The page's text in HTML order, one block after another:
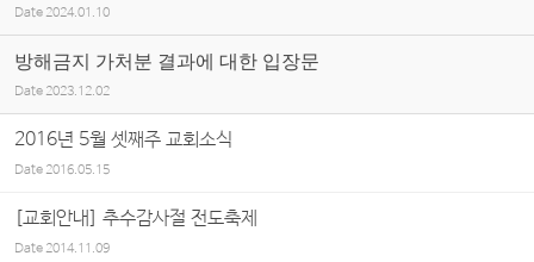
Date 2024.01.10
방해금지 가처분 결과에 대한 입장문
Date 2023.12.02
2016년 5월 셋째주 교회소식
Date2016.05.15
[교회안내] 추수감사절 전도축제
Date2014.11.09